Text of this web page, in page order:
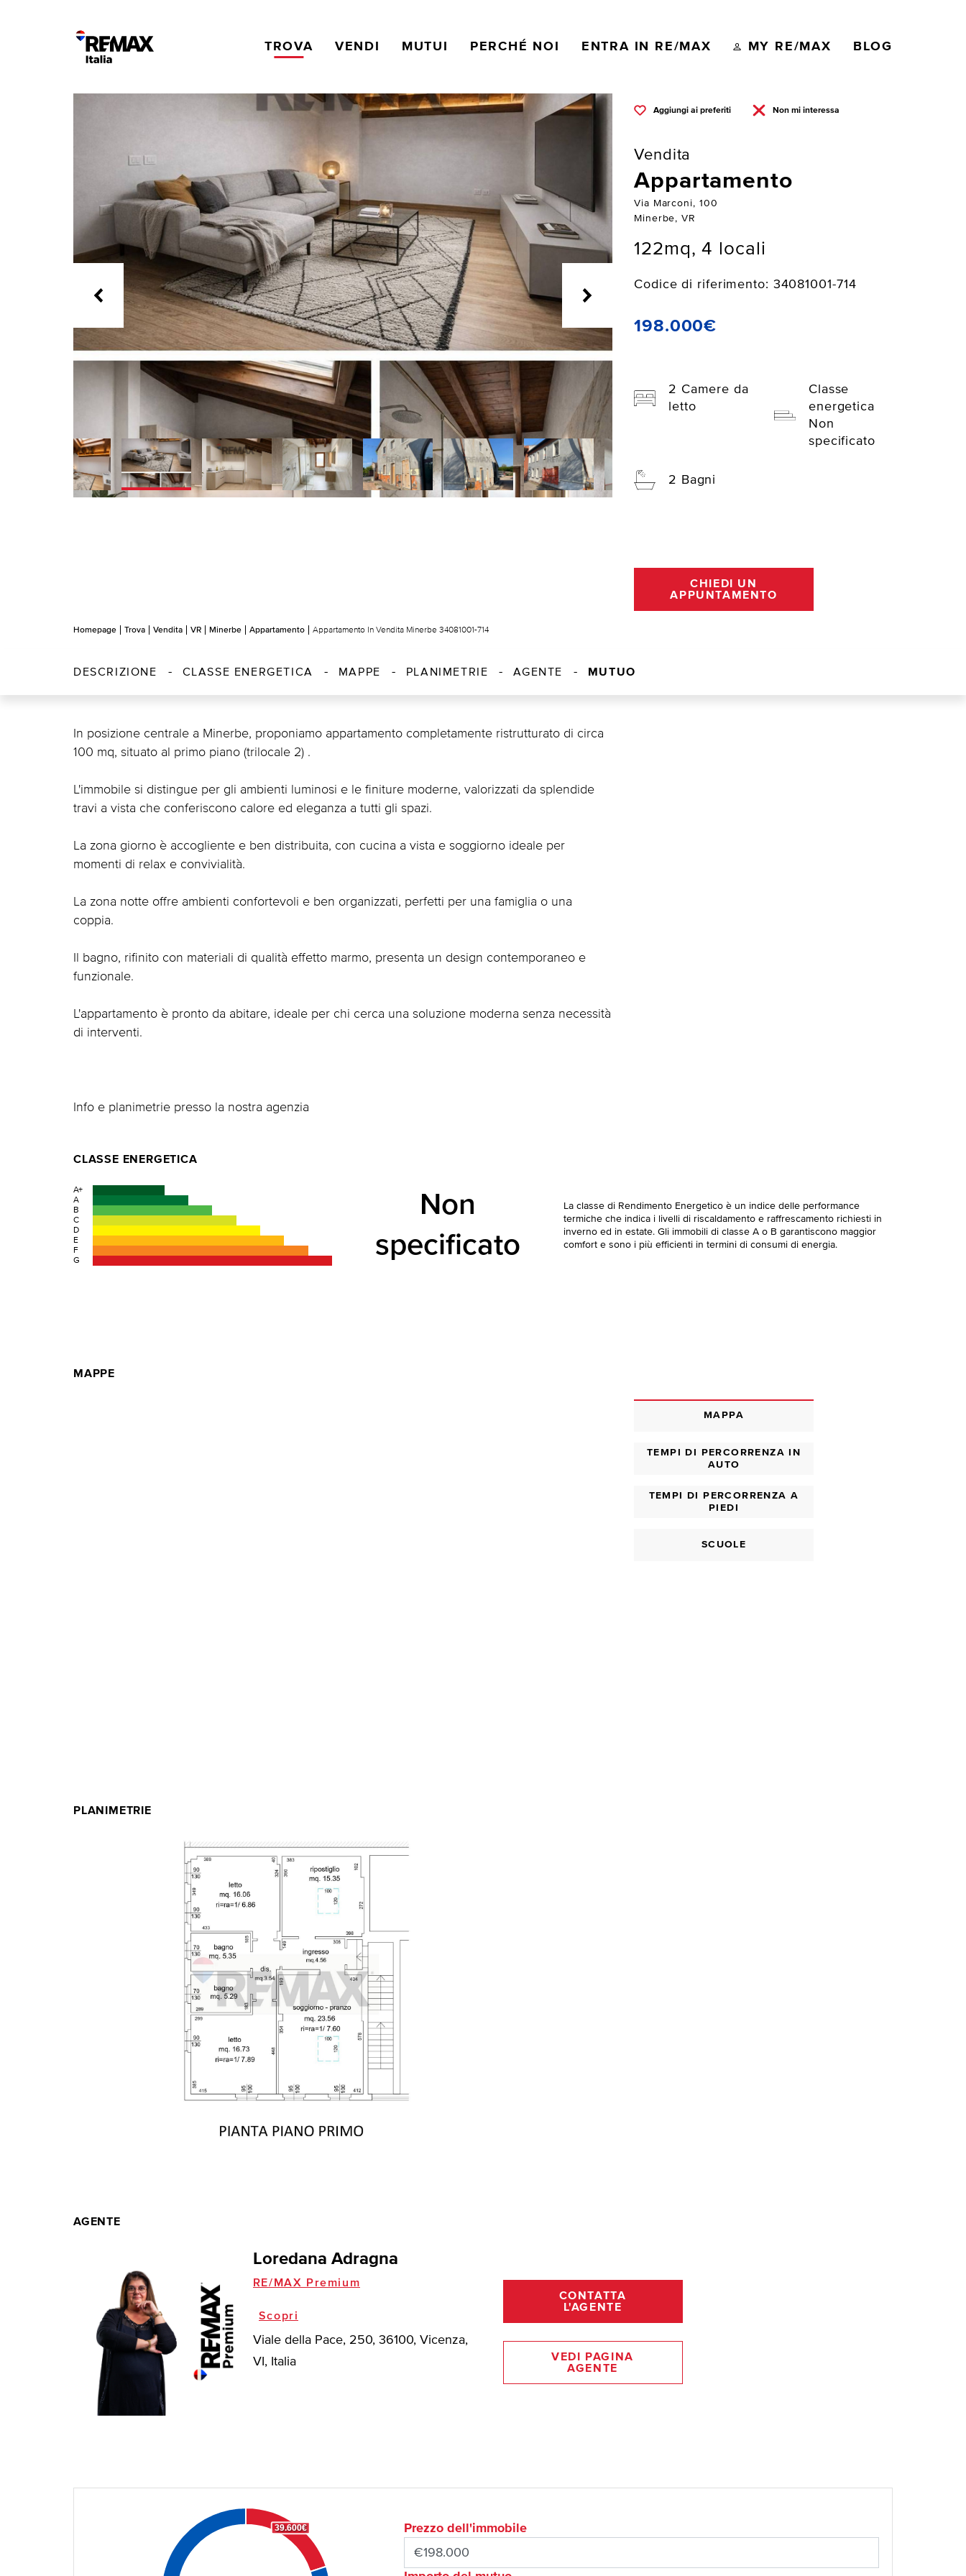
TROVA VENDI MUTUI PERCHÉ NOI ENTRA IN RE/MAX MY RE/MAX BLOG
Aggiungi ai preferiti Non mi interessa
Vendita
Appartamento
Via Marconi, 100
Minerbe, VR
122mq, 4 locali
Codice di riferimento: 34081001-714
198.000€
2 Camere da
letto
Classe
energetica
Non
specificato
2 Bagni
CHIEDI UN
APPUNTAMENTO
Homepage Trova Vendita VR Minerbe Appartamento Appartamento In Vendita Minerbe 34081001-714
DESCRIZIONE CLASSE ENERGETICA MAPPE PLANIMETRIE AGENTE MUTUO
In posizione centrale a Minerbe, proponiamo appartamento completamente ristrutturato di circa
100 mq, situato al primo piano (trilocale 2) .
L'immobile si distingue per gli ambienti luminosi e le finiture moderne, valorizzati da splendide
travi a vista che conferiscono calore ed eleganza a tutti gli spazi.
La zona giorno è accogliente e ben distribuita, con cucina a vista e soggiorno ideale per
momenti di relax e convivialità.
La zona notte offre ambienti confortevoli e ben organizzati, perfetti per una famiglia o una
coppia.
Il bagno, rifinito con materiali di qualità effetto marmo, presenta un design contemporaneo e
funzionale.
L'appartamento è pronto da abitare, ideale per chi cerca una soluzione moderna senza necessità
di interventi.
Info e planimetrie presso la nostra agenzia
CLASSE ENERGETICA
A+
A
B
C
D
E
F
G
Non
specificato
La classe di Rendimento Energetico è un indice delle performance
termiche che indica i livelli di riscaldamento e raffrescamento richiesti in
inverno ed in estate. Gli immobili di classe A o B garantiscono maggior
comfort e sono i più efficienti in termini di consumi di energia.
MAPPE
MAPPA
TEMPI DI PERCORRENZA IN
AUTO
TEMPI DI PERCORRENZA A
PIEDI
SCUOLE
PLANIMETRIE
AGENTE
Loredana Adragna
RE/MAX Premium
Scopri
Viale della Pace, 250, 36100, Vicenza,
VI, Italia
CONTATTA
L'AGENTE
VEDI PAGINA
AGENTE
39.600€ Prezzo dell'immobile